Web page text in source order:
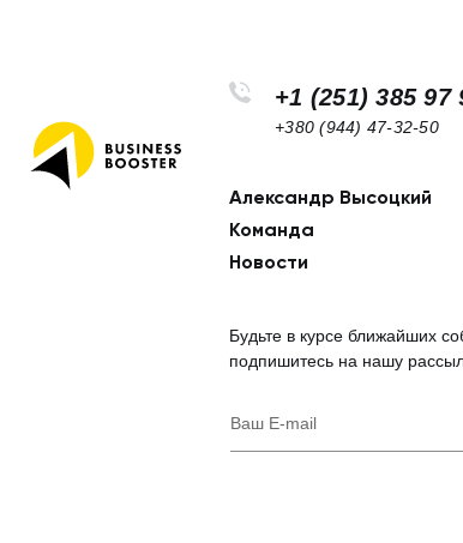
+1 (251) 385 97
+380 (944) 47-32-50
Footer
navigation
Александр Высоцкий
Команда
Новости
Будьте в курсе ближайших
подпишитесь на нашу